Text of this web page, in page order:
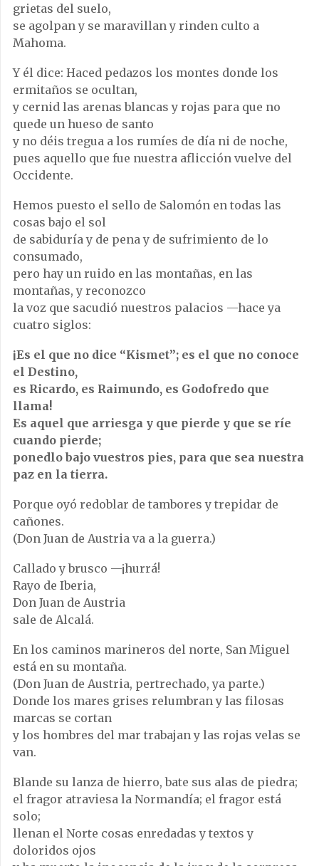
grietas del suelo,
se agolpan y se maravillan y rinden culto a
Mahoma.
Y él dice: Haced pedazos los montes donde los
ermitaños se ocultan,
y cernid las arenas blancas y rojas para que no
quede un hueso de santo
y no déis tregua a los rumíes de día ni de noche,
pues aquello que fue nuestra aflicción vuelve del
Occidente.
Hemos puesto el sello de Salomón en todas las
cosas bajo el sol
de sabiduría y de pena y de sufrimiento de lo
consumado,
pero hay un ruido en las montañas, en las
montañas, y reconozco
la voz que sacudió nuestros palacios —hace ya
cuatro siglos:
¡Es el que no dice “Kismet”; es el que no conoce
el Destino,
es Ricardo, es Raimundo, es Godofredo que
llama!
Es aquel que arriesga y que pierde y que se ríe
cuando pierde;
ponedlo bajo vuestros pies, para que sea nuestra
paz en la tierra.
Porque oyó redoblar de tambores y trepidar de
cañones.
(Don Juan de Austria va a la guerra.)
Callado y brusco —¡hurrá!
Rayo de Iberia,
Don Juan de Austria
sale de Alcalá.
En los caminos marineros del norte, San Miguel
está en su montaña.
(Don Juan de Austria, pertrechado, ya parte.)
Donde los mares grises relumbran y las filosas
marcas se cortan
y los hombres del mar trabajan y las rojas velas se
van.
Blande su lanza de hierro, bate sus alas de piedra;
el fragor atraviesa la Normandía; el fragor está
solo;
llenan el Norte cosas enredadas y textos y
doloridos ojos